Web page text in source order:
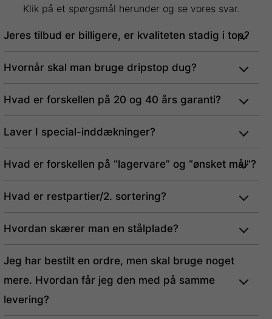
Klik på et spørgsmål herunder og se vores svar.
Jeres tilbud er billigere, er kvaliteten stadig i top?
Hvornår skal man bruge dripstop dug?
Hvad er forskellen på 20 og 40 års garanti?
Laver I special-inddækninger?
Hvad er forskellen på “lagervare” og “ønsket mål”?
Hvad er restpartier/2. sortering?
Hvordan skærer man en stålplade?
Jeg har bestilt en ordre, men skal bruge noget
mere. Hvordan får jeg den med på samme
levering?